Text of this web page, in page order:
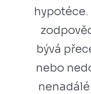
bývá
nebo